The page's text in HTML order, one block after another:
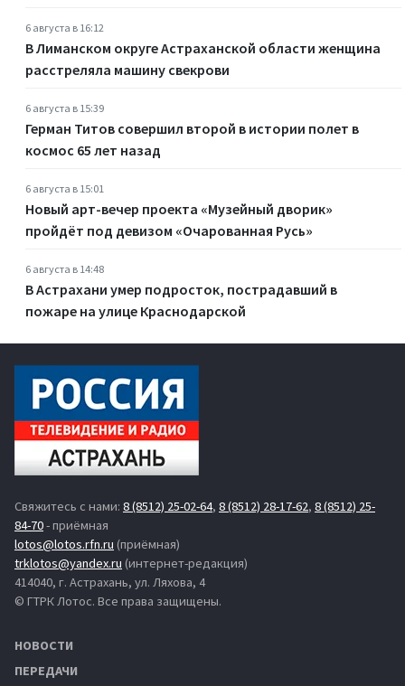
6 августа в 16:12
В Лиманском округе Астраханской области женщина
расстреляла машину свекрови
6 августа в 15:39
Герман Титов совершил второй в истории полет в
космос 65 лет назад
6 августа в 15:01
Новый арт-вечер проекта «Музейный дворик»
пройдёт под девизом «Очарованная Русь»
6 августа в 14:48
В Астрахани умер подросток, пострадавший в
пожаре на улице Краснодарской
Свяжитесь с нами: 8 (8512) 25-02-64, 8 (8512) 28-17-62, 8 (8512) 25-
84-70- приёмная
lotos@lotos.rfn.ru (приёмная)
trklotos@yandex.ru (интернет-редакция)
414040, г. Астрахань, ул. Ляхова, 4
© ГТРК Лотос. Все права защищены.
НОВОСТИ
ПЕРЕДАЧИ